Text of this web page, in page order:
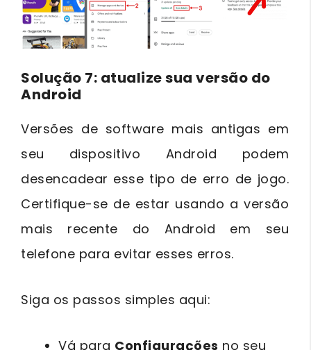
Solução 7: atualize sua versão do
Android
Versões de software mais antigas em
seu dispositivo Android podem
desencadear esse tipo de erro de jogo.
Certifique-se de estar usando a versão
mais recente do Android em seu
telefone para evitar esses erros.
Siga os passos simples aqui:
Vá para Configurações no seu